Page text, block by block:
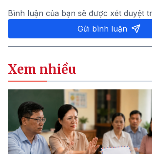
Bình luận của bạn sẽ được xét duyệt
Gửi bình luận
Xem nhiều